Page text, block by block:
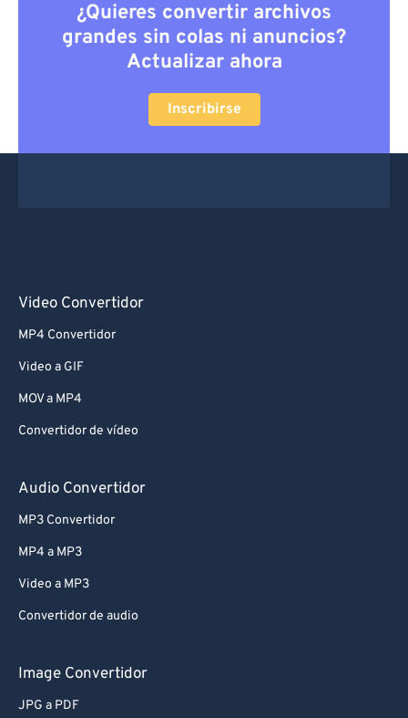
¿Quieres convertir archivos
grandes sin colas ni anuncios?
Actualizar ahora
Inscribirse
Video Convertidor
MP4 Convertidor
Video a GIF
MOV a MP4
Convertidor de vídeo
Audio Convertidor
MP3 Convertidor
MP4 a MP3
Video a MP3
Convertidor de audio
Image Convertidor
JPG a PDF